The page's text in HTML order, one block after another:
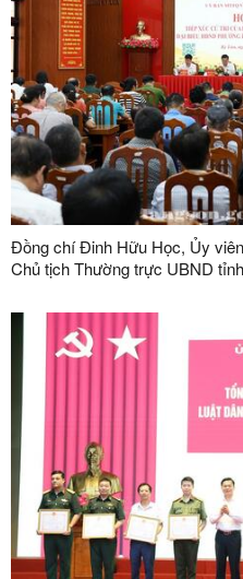
Đồng chí Đinh Hữu Học, Ủy
Chủ tịch Thường trực UBND